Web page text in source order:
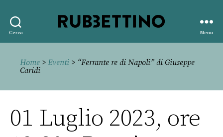
Cerca
editore
Menu
Home > Eventi > “Ferrante re di Napoli” di Giuseppe
Caridi
01 Luglio 2023, ore